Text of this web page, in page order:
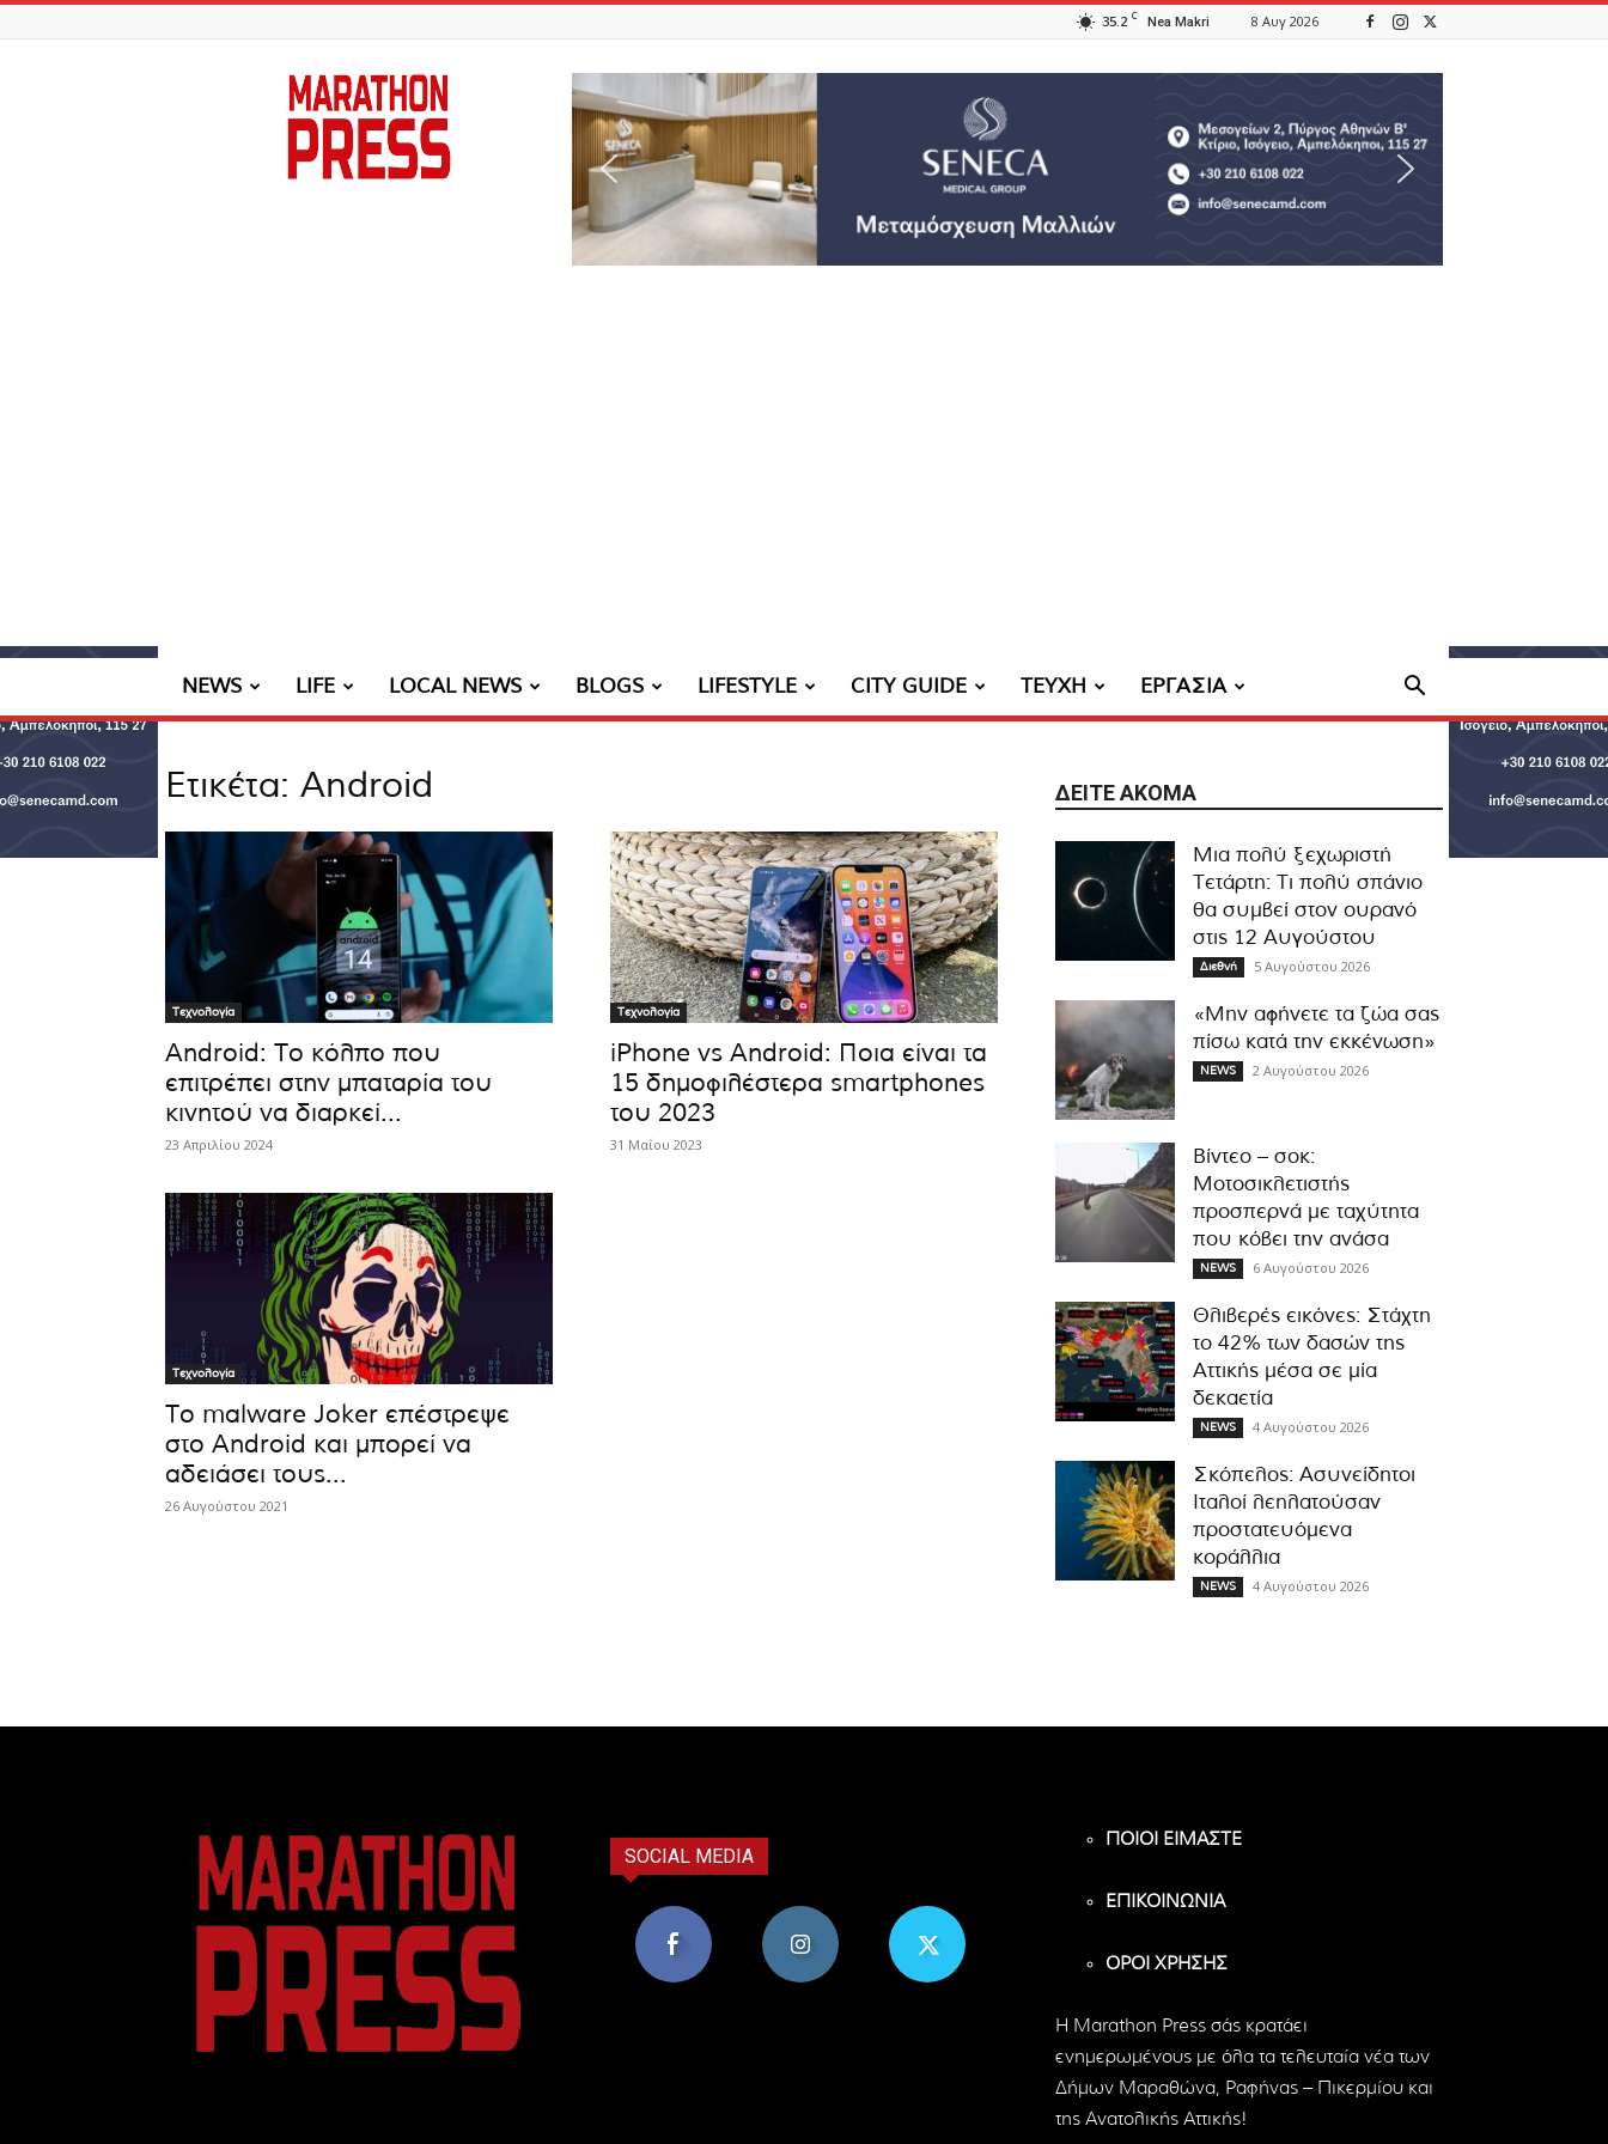
35.2 C Nea Makri 8 Αυγ 2026
Marathon
Press
NEWS LIFE LOCAL NEWS BLOGS LIFESTYLE CITY GUIDE ΤΕΥΧΗ ΕΡΓΑΣΙΑ
Ετικέτα: Android
Τεχνολογία
Android: Το κόλπο που
επιτρέπει στην μπαταρία του
κινητού να διαρκεί...
23 Απριλίου 2024
Τεχνολογία
iPhone vs Android: Ποια είναι τα
15 δημοφιλέστερα smartphones
του 2023
31 Μαΐου 2023
Τεχνολογία
Το malware Joker επέστρεψε
στο Android και μπορεί να
αδειάσει τους...
26 Αυγούστου 2021
ΔΕΊΤΕ ΑΚΌΜΑ
Μια πολύ ξεχωριστή
Τετάρτη: Τι πολύ σπάνιο
θα συμβεί στον ουρανό
στις 12 Αυγούστου
Διεθνή 5 Αυγούστου 2026
«Μην αφήνετε τα ζώα σας
πίσω κατά την εκκένωση»
NEWS 2 Αυγούστου 2026
Βίντεο – σοκ:
Μοτοσικλετιστής
προσπερνά με ταχύτητα
που κόβει την ανάσα
NEWS 6 Αυγούστου 2026
Θλιβερές εικόνες: Στάχτη
το 42% των δασών της
Αττικής μέσα σε μία
δεκαετία
NEWS 4 Αυγούστου 2026
Σκόπελος: Ασυνείδητοι
Ιταλοί λεηλατούσαν
προστατευόμενα
κοράλλια
NEWS 4 Αυγούστου 2026
SOCIAL MEDIA
ΠΟΙΟΙ ΕΙΜΑΣΤΕ
ΕΠΙΚΟΙΝΩΝΙΑ
ΟΡΟΙ ΧΡΗΣΗΣ
H Marathon Press σάς κρατάει
ενημερωμένους με όλα τα τελευταία νέα των
Δήμων Μαραθώνα, Ραφήνας – Πικερμίου και
της Ανατολικής Αττικής!